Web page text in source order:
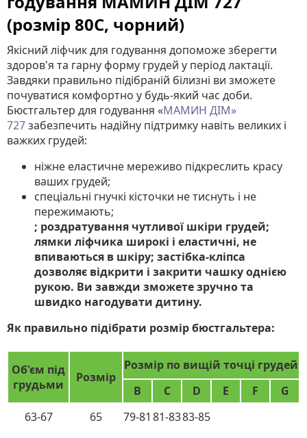
(розмір 80C, чорний)
Якісний ліфчик для годування допоможе зберегти
здоров'я та гарну форму грудей у ​​період лактації.
Завдяки правильно підібраній білизні ви зможете
почуватися комфортно у будь-який час доби.
Бюстгальтер для годування «МАМИН ДІМ»
727забезпечить надійну підтримку навіть великих і
важких грудей:
ніжне еластичне мереживо підкреслить красу
ваших грудей;
спеціальні гнучкі кісточки не тиснуть і не
пережимають;
; роздратування чутливої ​​шкіри грудей;
лямки ліфчика широкі і еластичні, не
впиваються в шкіру; застібка-кліпса
дозволяє відкрити і закрити чашку однією
рукою. Ви завжди зможете зручно та
швидко нагодувати дитину.
Як правильно підібрати розмір бюстгальтера:
Об'єм під
грудьми
Розмір
Розмір по вищій точці грудей
B
C D E F
G
63-67
65 79-81 81-8383-85